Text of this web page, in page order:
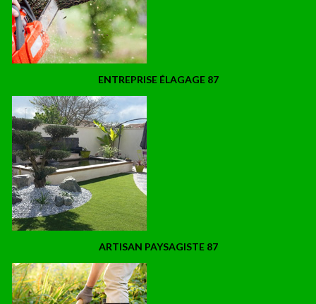
ENTREPRISE ÉLAGAGE 87
ARTISAN PAYSAGISTE 87